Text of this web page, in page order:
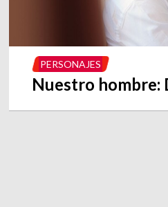
PERSONAJES
Nuestro hombre: